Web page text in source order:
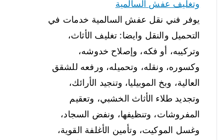
وتغليف عفش السالمية
يوفر فني نقل عفش السالمية خدمات في
التحميل والنقل وايضا: تغليف الأثاث،
وتركيبه، أو فكه، وإصلاح خدوشه،
وكسوره، ونقله، وتحميله، ورفعه للشقق
العالية، وبخ الموبيليا، وتنجيد الأرائك،
وتجديد طلاء الأثاث الخشبي، وتعقيم
المفروشات، وتنظيفها، ونفض السجاد،
وغسل الموكيت، وتأمين الأغلفة القوية،